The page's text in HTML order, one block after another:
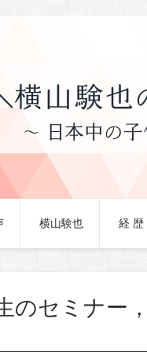
横山験也 経 歴
のセミナー